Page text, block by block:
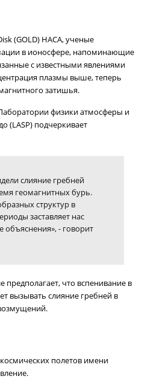
(GOLD) НАСА, ученые
в ионосфере, напоминающие
с известными явлениями
плазмы выше, теперь
затишья.
физики атмосферы и
(LASP) подчеркивает
слияние гребней
геомагнитных бурь.
структур в
заставляет нас
объяснения», - говорит
что вспенивание в
вызывать слияние гребней в
полетов имени